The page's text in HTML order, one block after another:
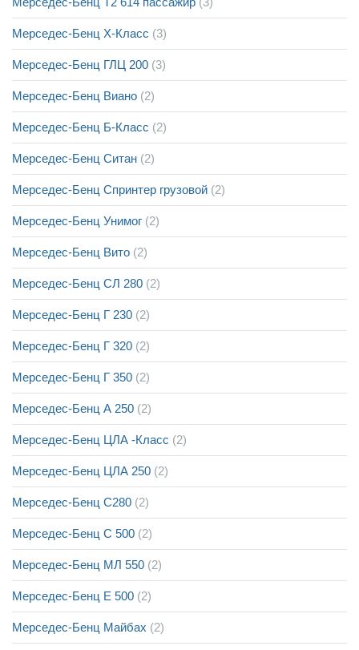
Мерседес-Бенц Х-Класс (3)
Мерседес-Бенц ГЛЦ 200 (3)
Мерседес-Бенц Виано (2)
Мерседес-Бенц Б-Класс (2)
Мерседес-Бенц Ситан (2)
Мерседес-Бенц Спринтер грузовой (2)
Мерседес-Бенц Унимог (2)
Мерседес-Бенц Вито (2)
Мерседес-Бенц СЛ 280 (2)
Мерседес-Бенц Г 230 (2)
Мерседес-Бенц Г 320 (2)
Мерседес-Бенц Г 350 (2)
Мерседес-Бенц А 250 (2)
Мерседес-Бенц ЦЛА -Класс (2)
Мерседес-Бенц ЦЛА 250 (2)
Мерседес-Бенц С280 (2)
Мерседес-Бенц С 500 (2)
Мерседес-Бенц МЛ 550 (2)
Мерседес-Бенц Е 500 (2)
Мерседес-Бенц Майбах (2)